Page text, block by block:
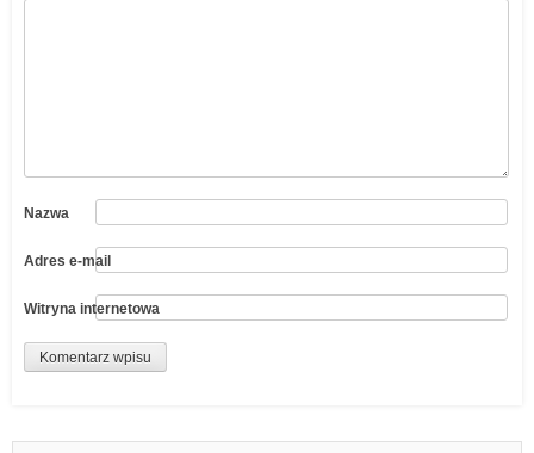
Nazwa
Adres e-mail
Witryna internetowa